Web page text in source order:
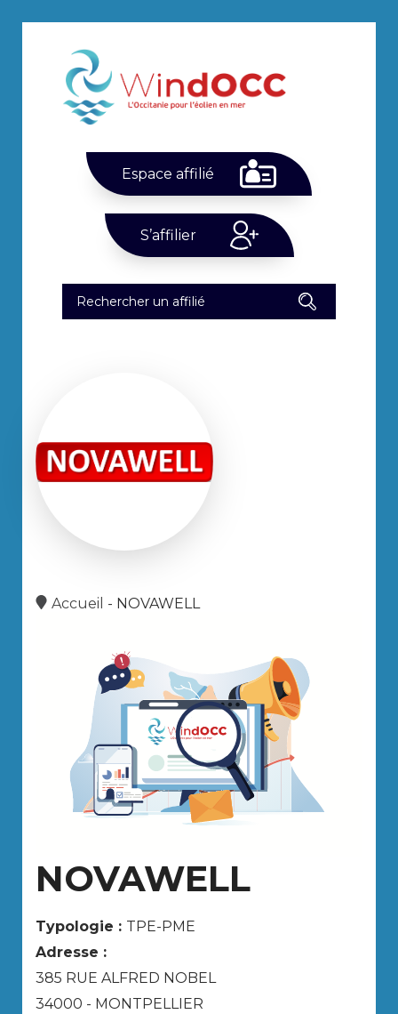
Espace affilié
S’affilier
Accueil - NOVAWELL
NOVAWELL
Typologie : TPE-PME
Adresse :
385 RUE ALFRED NOBEL
34000 - MONTPELLIER